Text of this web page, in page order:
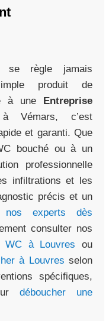
se règle jamais
produit de
à une Entreprise
c’est
et garanti. Que
bouché ou à un
professionnelle
infiltrations et les
précis et un
nos experts dès
consulter nos
WC à Louvres ou
à Louvres selon
spécifiques,
déboucher une